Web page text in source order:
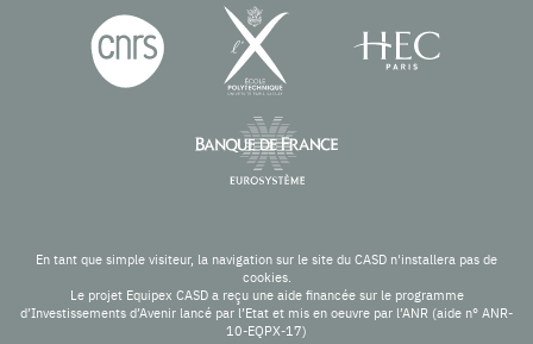
En tant que simple visiteur, la navigation sur le site du CASD n'installera pas de
cookies.
Le projet Equipex CASD a reçu une aide financée sur le programme
d’Investissements d’Avenir lancé par l’Etat et mis en oeuvre par l’ANR (aide n° ANR-
10-EQPX-17)